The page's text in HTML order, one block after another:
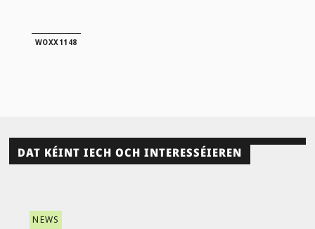
WOXX1148
DAT KÉINT IECH OCH INTERESSÉIEREN
NEWS